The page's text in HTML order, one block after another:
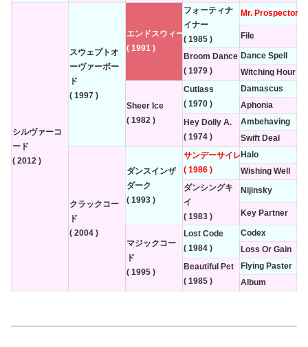
シルヴァーコ
ード
( 2012 )
スウェプトオ
ーヴァーボー
ド
( 1997 )
エンドスウィープ
( 1991 )
フォーティナ
イナー
( 1985 )
Mr. Prospector
File
Broom Dance
( 1979 )
Dance Spell
Witching Hour
Sheer Ice
( 1982 )
Cutlass
( 1970 )
Damascus
Aphonia
Hey Dolly A.
( 1974 )
Ambehaving
Swift Deal
クラックコー
ド
( 2004 )
ダンスインザ
ダーク
( 1993 )
サンデーサイレンス
( 1986 )
Halo
Wishing Well
ダンシングキ
イ
( 1983 )
Nijinsky
Key Partner
マジックコー
ド
( 1995 )
Lost Code
( 1984 )
Codex
Loss Or Gain
Beautiful Pet
( 1985 )
Flying Paster
Album